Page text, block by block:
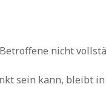
nicht
sein kann, bleibt in